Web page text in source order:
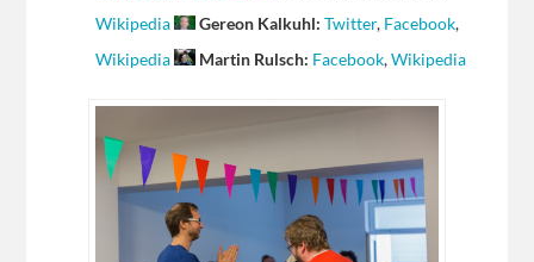
Wikipedia
Gereon Kalkuhl: Twitter, Facebook,
Wikipedia
Martin Rulsch: Facebook,Wikipedia